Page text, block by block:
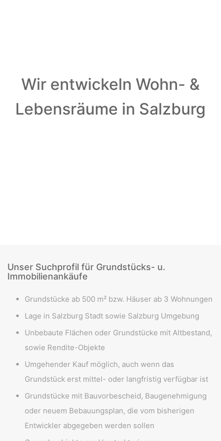
Wir entwickeln Wohn- &
Lebensräume in Salzburg
Unser Suchprofil für Grundstücks- u.
Immobilienankäufe
Grundstücke ab 500 m² bzw. Häuser ab 3 Wohnungen
Lage in Salzburg Stadt sowie Salzburg Umgebung
Unbebaute Flächen oder Grundstücke mit Altbestand,
sowie Rendite-Objekte
Umgehender Kauf möglich, auch wenn das
Grundstück erst mittel- oder langfristig verfügbar ist
Grundstücke mit Bauvorbescheid, Baugenehmigung
oder neuem Bebauungsplan, die vom bisherigen
Entwickler abgegeben werden sollen